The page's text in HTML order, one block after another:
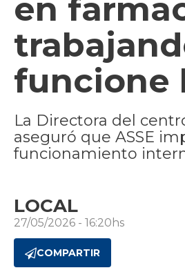
en
funcione
La Directora del
aseguró que ASSE
funcionamiento
LOCAL
27/05/2026 - 16:20hs
COMPARTIR